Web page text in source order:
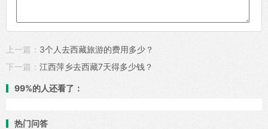
上一篇： 3个人去西藏旅游的费用多少？
下一篇： 江西萍乡去西藏7天得多少钱？
99%的人还看了：
热门问答